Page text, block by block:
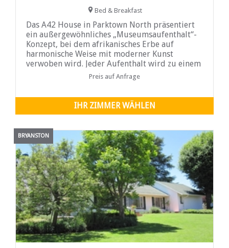
Bed & Breakfast
Das A42 House in Parktown North präsentiert
ein außergewöhnliches „Museumsaufenthalt“-
Konzept, bei dem afrikanisches Erbe auf
harmonische Weise mit moderner Kunst
verwoben wird. Jeder Aufenthalt wird zu einem
immersiven Erlebnis, denn die Gäste wohnen in
liebevoll gestalteten „Zimmerausstellungen“,
Geschichtenerzählern
Preis auf Anfrage
IHR ZIMMER WÄHLEN
BRYANSTON